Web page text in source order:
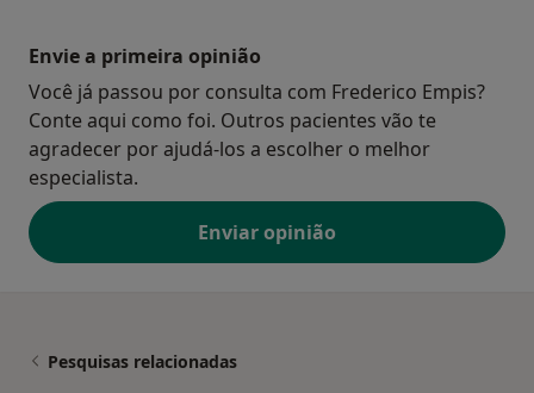
Envie a primeira opinião
Você já passou por consulta com Frederico Empis?
Conte aqui como foi. Outros pacientes vão te
agradecer por ajudá-los a escolher o melhor
especialista.
Enviar opinião
Pesquisas relacionadas